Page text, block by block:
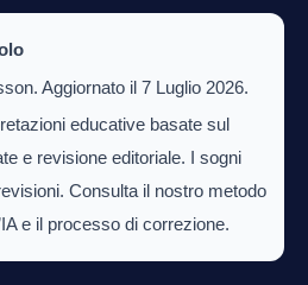
Aggiornato il 7 Luglio 2026.
educative basate sul
e revisione editoriale. I sogni
Consulta il nostro metodo
e il processo di correzione.